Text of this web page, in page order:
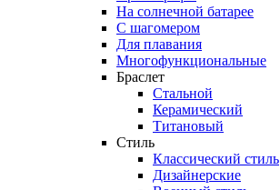
На солнечной батарее
С шагомером
Для плавания
Многофункциональные
Браслет
Стальной
Керамический
Титановый
Стиль
Классический стиль
Дизайнерские